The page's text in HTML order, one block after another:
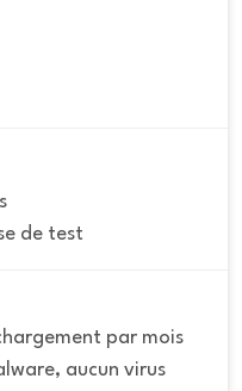
de test
par mois
aucun virus